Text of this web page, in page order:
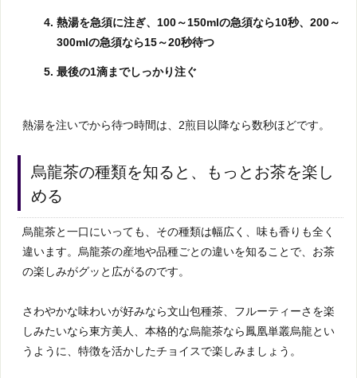
熱湯を急須に注ぎ、100～150mlの急須なら10秒、200～
300mlの急須なら15～20秒待つ
最後の1滴までしっかり注ぐ
熱湯を注いでから待つ時間は、2煎目以降なら数秒ほどです。
烏龍茶の種類を知ると、もっとお茶を楽し
める
烏龍茶と一口にいっても、その種類は幅広く、味も香りも全く
違います。烏龍茶の産地や品種ごとの違いを知ることで、お茶
の楽しみがグッと広がるのです。
さわやかな味わいが好みなら文山包種茶、フルーティーさを楽
しみたいなら東方美人、本格的な烏龍茶なら鳳凰単叢烏龍とい
うように、特徴を活かしたチョイスで楽しみましょう。